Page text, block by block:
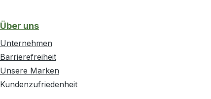
Über uns
Unternehmen
Barrierefreiheit
Unsere Marken
Kundenzufriedenheit